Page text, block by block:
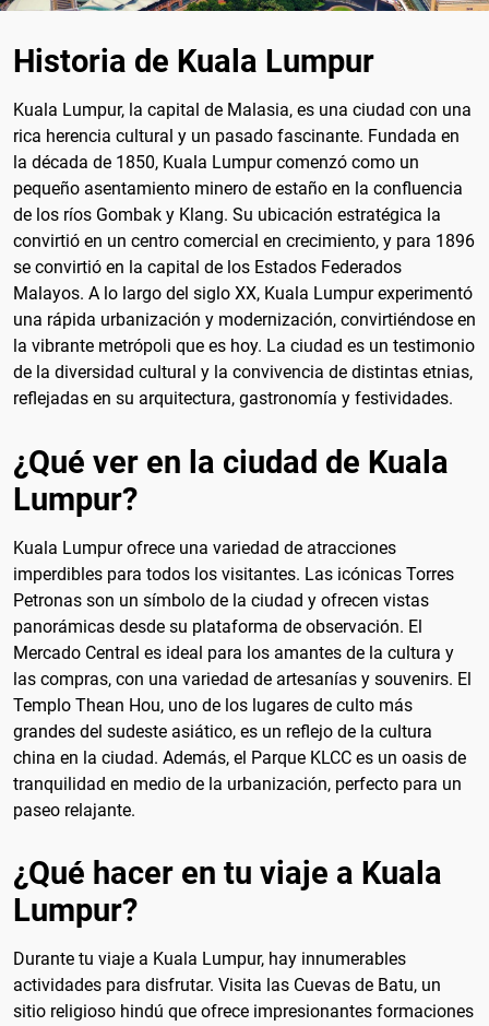
Historia de Kuala Lumpur
Kuala Lumpur, la capital de Malasia, es una ciudad con una
rica herencia cultural y un pasado fascinante. Fundada en
la década de 1850, Kuala Lumpur comenzó como un
pequeño asentamiento minero de estaño en la confluencia
de los ríos Gombak y Klang. Su ubicación estratégica la
convirtió en un centro comercial en crecimiento, y para 1896
se convirtió en la capital de los Estados Federados
Malayos. A lo largo del siglo XX, Kuala Lumpur experimentó
una rápida urbanización y modernización, convirtiéndose en
la vibrante metrópoli que es hoy. La ciudad es un testimonio
de la diversidad cultural y la convivencia de distintas etnias,
reflejadas en su arquitectura, gastronomía y festividades.
¿Qué ver en la ciudad de Kuala
Lumpur?
Kuala Lumpur ofrece una variedad de atracciones
imperdibles para todos los visitantes. Las icónicas Torres
Petronas son un símbolo de la ciudad y ofrecen vistas
panorámicas desde su plataforma de observación. El
Mercado Central es ideal para los amantes de la cultura y
las compras, con una variedad de artesanías y souvenirs. El
Templo Thean Hou, uno de los lugares de culto más
grandes del sudeste asiático, es un reflejo de la cultura
china en la ciudad. Además, el Parque KLCC es un oasis de
tranquilidad en medio de la urbanización, perfecto para un
paseo relajante.
¿Qué hacer en tu viaje a Kuala
Lumpur?
Durante tu viaje a Kuala Lumpur, hay innumerables
actividades para disfrutar. Visita las Cuevas de Batu, un
sitio religioso hindú que ofrece impresionantes formaciones